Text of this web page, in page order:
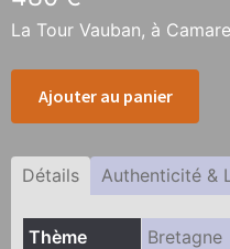
La Tour Vauban, à
Vauban
Ajouter au panier
Détails Authenticité &
Thème
Bretagne